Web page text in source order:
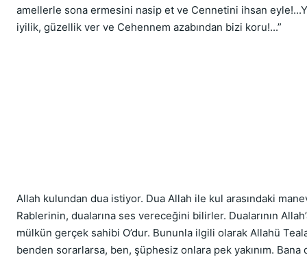
amellerle sona ermesini nasip et ve Cennetini ihsan
iyilik, güzellik ver ve Cehennem azabından bizi koru!...”
Allah kulundan dua istiyor. Dua Allah ile kul arasındaki
Rablerinin, dualarına ses vereceğini bilirler. Dualarının
mülkün gerçek sahibi O’dur. Bununla ilgili olarak Allahü
benden sorarlarsa, ben, şüphesiz onlara pek yakınım.